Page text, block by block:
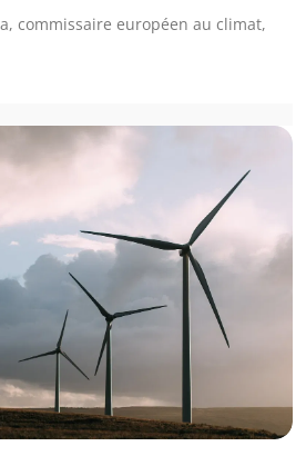
commissaire européen au climat,